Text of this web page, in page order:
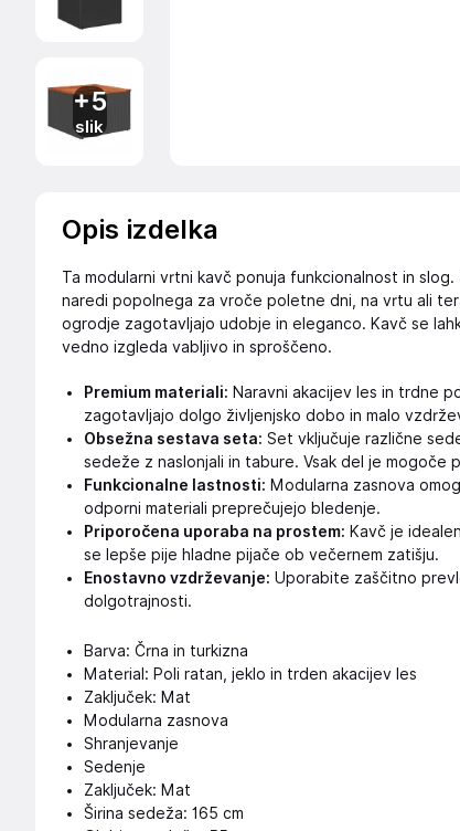
+5
slik
Opis izdelka
Ta modularni vrtni kavč ponuja funkcionalnost in
naredi popolnega za vroče poletne dni, na vrtu ali
ogrodje zagotavljajo udobje in eleganco. Kavč se
vedno izgleda vabljivo in sproščeno.
Premium materiali: Naravni akacijev les in trdne
zagotavljajo dolgo življenjsko dobo in malo
Obsežna sestava seta: Set vključuje različne
sedeže z naslonjali in tabure. Vsak del je mogoče
Funkcionalne lastnosti: Modularna zasnova
odporni materiali preprečujejo bledenje.
Priporočena uporaba na prostem: Kavč je
se lepše pije hladne pijače ob večernem zatišju.
Enostavno vzdrževanje: Uporabite zaščitno
dolgotrajnosti.
Barva: Črna in turkizna
Material: Poli ratan, jeklo in trden akacijev les
Zaključek: Mat
Modularna zasnova
Shranjevanje
Sedenje
Zaključek: Mat
Širina sedeža: 165 cm